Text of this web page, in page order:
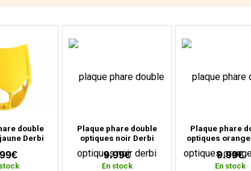
double
Derbi
Plaque phare double
optiques noir Derbi
Senda (2000 à 2010)
9.99€
En stock
Plaque phare
optiques
Senda (2000 à
9.99€
En stock